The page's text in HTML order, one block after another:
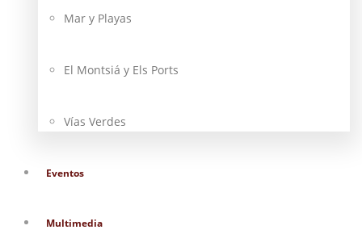
Mar y Playas
El Montsiá y Els Ports
Vías Verdes
Eventos
Multimedia